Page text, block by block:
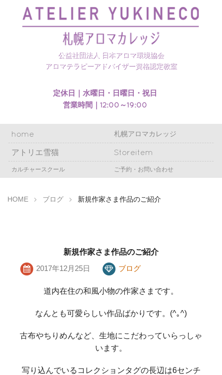
公益社団法人 日本アロマ環境協会
アロマテラピーアドバイザー資格認定教室
札幌アロマカレッジのホームページを開設いたしまし
た
定休日｜水曜日・日曜日・祝日
営業時間｜12:00～19:00
home 札幌アロマカレッジ
アトリエ雪猫 Storeitem
カルチャースクール ご予約・お問い合わせ
HOME ブログ 新規作家さま作品のご紹介
新規作家さま作品のご紹介
2017年12月25日
ブログ
道内在住の和風小物の作家さまです。
なんとも可愛らしい作品ばかりです。 (^｡^)
古布やちりめんなど、生地にこだわっていらっしゃ
います。
写り込んでいるコレクションタグの長辺は6センチ